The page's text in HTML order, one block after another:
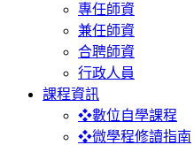
專任師資
兼任師資
合聘師資
行政人員
課程資訊
❖數位自學課程
❖微學程修讀指南